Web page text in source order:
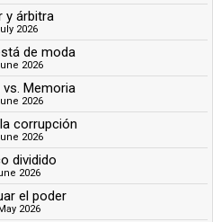
y árbitra
2026
de moda
2026
Memoria
2026
corrupción
2026
dividido
2026
el poder
2026